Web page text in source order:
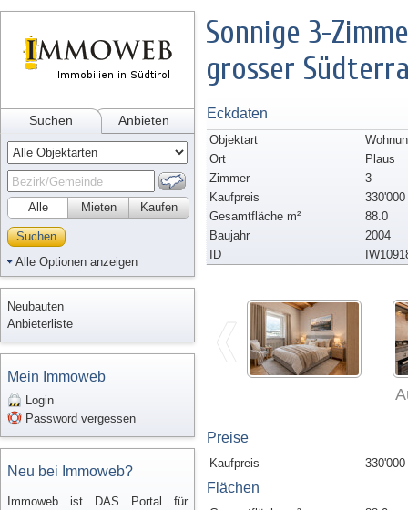
Suchen Anbieten
Alle Kaufen
Mieten
Suchen
Alle Optionen anzeigen
Neubauten
Anbieterliste
Mein Immoweb
Login
Password vergessen
Neu bei Immoweb?
Immoweb ist DAS Portal für
Sonnige 3-
grosser
Eckdaten
Objektart
Ort
Plaus
Zimmer
3
Kaufpreis
330'000
Gesamtfläche m²
88.0
Baujahr
2004
ID
Preise
Kaufpreis 330'000
Flächen